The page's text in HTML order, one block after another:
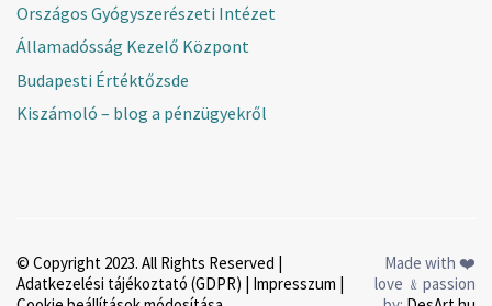
Országos Gyógyszerészeti Intézet
Államadósság Kezelő Központ
Budapesti Értéktőzsde
Kiszámoló – blog a pénzügyekről
Made with ❤️
love ﹠passion
© Copyright 2023. All Rights Reserved |
Adatkezelési tájékoztató (GDPR) | Impresszum |